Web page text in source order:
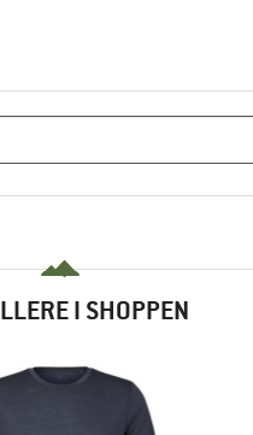
I SHOPPEN